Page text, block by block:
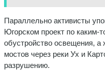
Параллельно активисты
Югорском проект по каким-
обустройство освещения, а
мостов через реки Ух и
разрушению.